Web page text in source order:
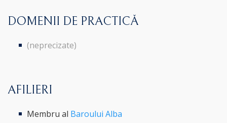
DOMENII DE PRACTICĂ
(neprecizate)
AFILIERI
Membru al Baroului Alba